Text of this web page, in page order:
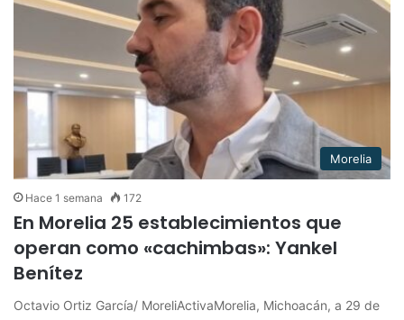
Morelia
Hace 1 semana 172
En Morelia 25 establecimientos que
operan como «cachimbas»: Yankel
Benítez
Octavio Ortiz García/ MoreliActivaMorelia, Michoacán, a 29 de